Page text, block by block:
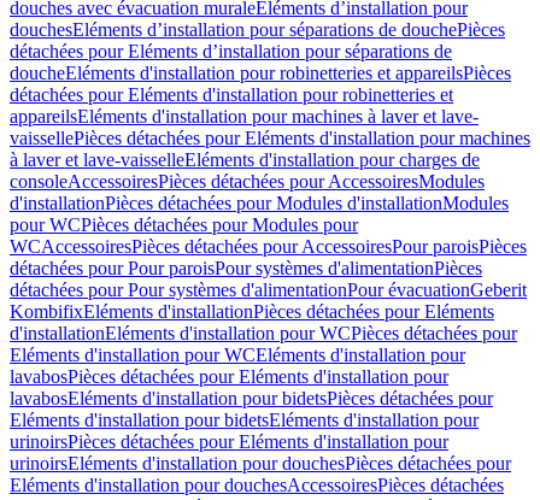
douches avec évacuation muraleEléments d’installation pour
douchesEléments d’installation pour séparations de douchePièces
détachées pour Eléments d’installation pour séparations de
doucheEléments d'installation pour robinetteries et appareilsPièces
détachées pour Eléments d'installation pour robinetteries et
appareilsEléments d'installation pour machines à laver et lave-
vaissellePièces détachées pour Eléments d'installation pour machines
à laver et lave-vaisselleEléments d'installation pour charges de
consoleAccessoiresPièces détachées pour AccessoiresModules
d'installationPièces détachées pour Modules d'installationModules
pour WCPièces détachées pour Modules pour
WCAccessoiresPièces détachées pour AccessoiresPour paroisPièces
détachées pour Pour paroisPour systèmes d'alimentationPièces
détachées pour Pour systèmes d'alimentationPour évacuationGeberit
KombifixEléments d'installationPièces détachées pour Eléments
d'installationEléments d'installation pour WCPièces détachées pour
Eléments d'installation pour WCEléments d'installation pour
lavabosPièces détachées pour Eléments d'installation pour
lavabosEléments d'installation pour bidetsPièces détachées pour
Eléments d'installation pour bidetsEléments d'installation pour
urinoirsPièces détachées pour Eléments d'installation pour
urinoirsEléments d'installation pour douchesPièces détachées pour
Eléments d'installation pour douchesAccessoiresPièces détachées